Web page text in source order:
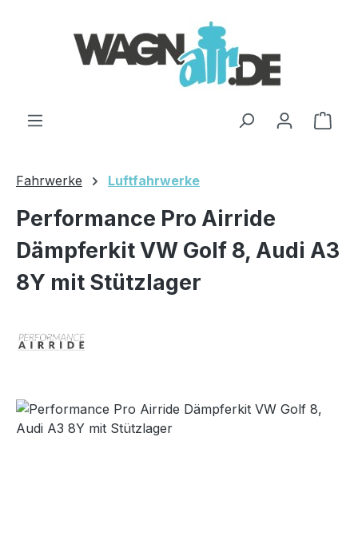
Fahrwerke Luftfahrwerke
Performance Pro Airride
Dämpferkit VW Golf 8, Audi A3
8Y mit Stützlager
Bildergalerie überspringen